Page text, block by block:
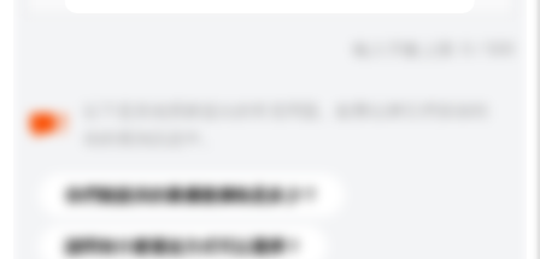
你們能提供的最優惠價格是多少？
請問有什麼運送方式可以選擇？